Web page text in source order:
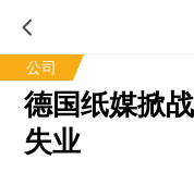
公司
德国纸媒掀
失业